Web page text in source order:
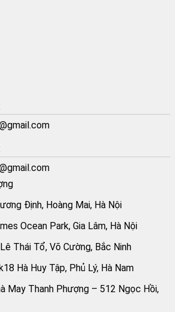
Định, Hoàng Mai, Hà Nội
Ocean Park, Gia Lâm, Hà Nội
Thái Tổ, Võ Cường, Bắc Ninh
Hà Huy Tập, Phủ Lý, Hà Nam
May Thanh Phượng – 512 Ngọc Hồi,